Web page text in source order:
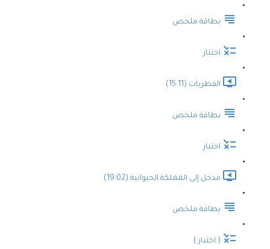
بطاقة ملخص
اختبار
الفطريات (15:11)
بطاقة ملخص
اختبار
مدخل إلى المملكة الحيوانية (19:02)
بطاقة ملخص
( اختبار )